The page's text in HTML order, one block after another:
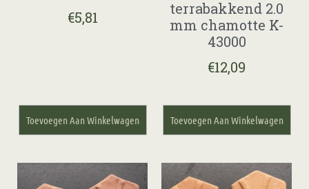
€5,81
Toevoegen Aan Winkelwagen
terrabakkend 2.0
mm chamotte K-
43000
€12,09
Toevoegen Aan Winkelwagen